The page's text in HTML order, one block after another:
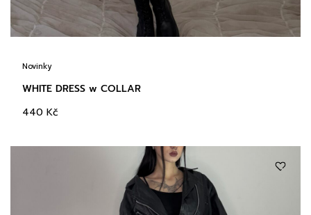
Novinky
WHITE DRESS w COLLAR
440 Kč